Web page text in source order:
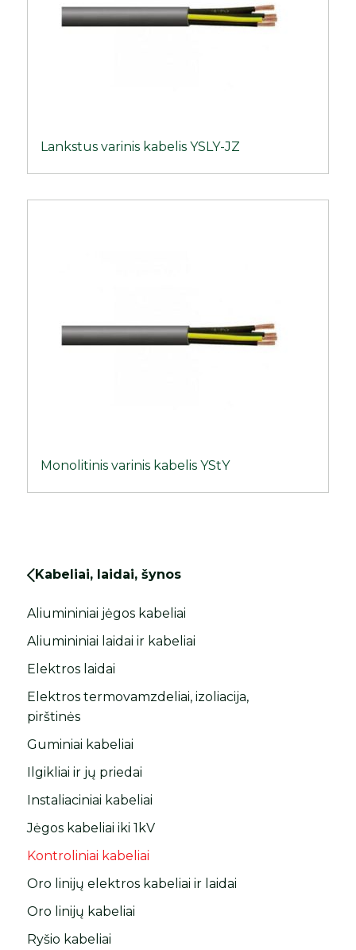
Kabeliai, laidai, šynos
Aliumininiai jėgos kabeliai
Aliumininiai laidai ir kabeliai
Elektros laidai
Elektros termovamzdeliai, izoliacija,
pirštinės
Guminiai kabeliai
Ilgikliai ir jų priedai
Instaliaciniai kabeliai
Jėgos kabeliai iki 1kV
Kontroliniai kabeliai
Oro linijų elektros kabeliai ir laidai
Oro linijų kabeliai
Ryšio kabeliai
Lankstus varinis kabelis YSLY-JZ
Monolitinis varinis kabelis YStY